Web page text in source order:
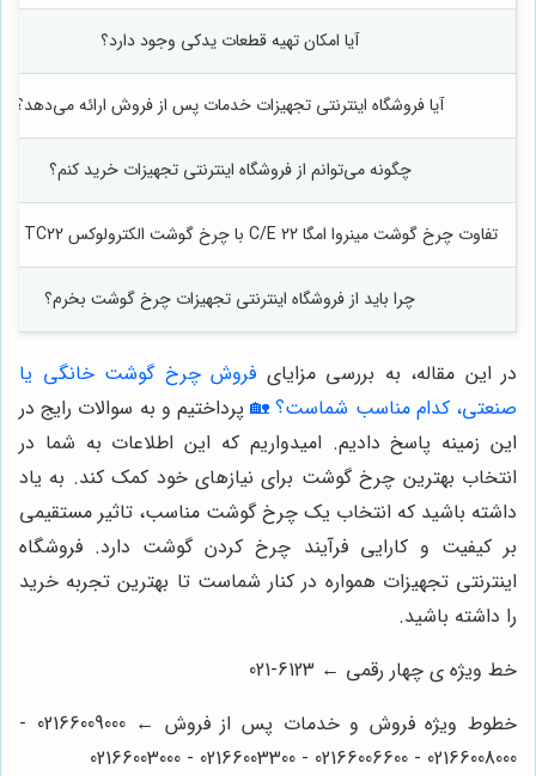
آیا امکان تهیه قطعات یدکی وجود دارد؟
آیا فروشگاه اینترنتی تجهیزات خدمات پس از فروش ارائه می‌دهد؟
چگونه می‌توانم از فروشگاه اینترنتی تجهیزات خرید کنم؟
تفاوت چرخ گوشت مینروا امگا C/E 22 با چرخ گوشت الکترولوکس TC22 چیست؟
چرا باید از فروشگاه اینترنتی تجهیزات چرخ گوشت بخرم؟
در این مقاله، به بررسی مزایای فروش چرخ گوشت خانگی یا
صنعتی، کدام مناسب شماست؟ 🏡پرداختیم و به سوالات رایج در
این زمینه پاسخ دادیم. امیدواریم که این اطلاعات به شما در
انتخاب بهترین چرخ گوشت برای نیازهای خود کمک کند. به یاد
داشته باشید که انتخاب یک چرخ گوشت مناسب، تاثیر مستقیمی
بر کیفیت و کارایی فرآیند چرخ کردن گوشت دارد. فروشگاه
اینترنتی تجهیزات همواره در کنار شماست تا بهترین تجربه خرید
را داشته باشید.
خط ویژه ی چهار رقمی ← 6123-021
خطوط ویژه فروش و خدمات پس از فروش ← 02166009000 -
02166008000 - 02166006600 - 02166003300 - 02166003000